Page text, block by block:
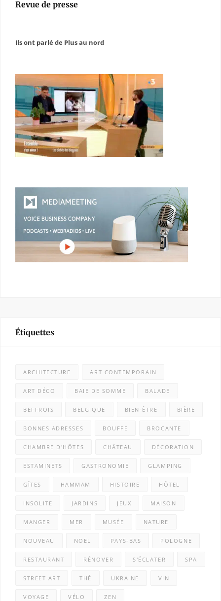
Revue de presse
Ils ont parlé de Plus au nord
Étiquettes
ARCHITECTURE ART CONTEMPORAIN
ART DÉCO BAIE DE SOMME BALADE
BEFFROIS BELGIQUE BIEN-ÊTRE BIÈRE
BONNES ADRESSES BOUFFE BROCANTE
CHAMBRE D'HÔTES CHÂTEAU DÉCORATION
ESTAMINETS GASTRONOMIE GLAMPING
GÎTES HAMMAM HISTOIRE HÔTEL
INSOLITE JARDINS JEUX MAISON
MANGER MER MUSÉE NATURE
NOUVEAU NOËL PAYS-BAS POLOGNE
RESTAURANT RÉNOVER S'ÉCLATER SPA
STREET ART THÉ UKRAINE VIN
VOYAGE VÉLO ZEN